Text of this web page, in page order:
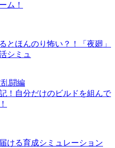
ム！
とほんのり怖い？！「夜廻」
シミュ
闘編
！自分だけのビルドを組んで
ける育成シミュレーション